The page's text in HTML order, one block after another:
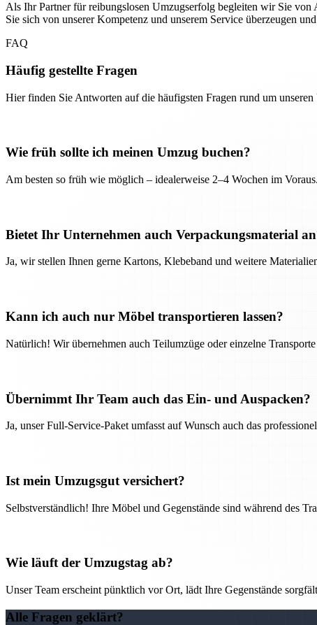
Als Ihr Partner für reibungslosen Umzugserfolg begleiten wir Sie von
Sie sich von unserer Kompetenz und unserem Service überzeugen
FAQ
Häufig gestellte Fragen
Hier finden Sie Antworten auf die häufigsten Fragen rund um
Wie früh sollte ich meinen Umzug buchen?
Am besten so früh wie möglich – idealerweise 2–4 Wochen im
Bietet Ihr Unternehmen auch Verpackungsmaterial
Ja, wir stellen Ihnen gerne Kartons, Klebeband und weitere
Kann ich auch nur Möbel transportieren lassen?
Natürlich! Wir übernehmen auch Teilumzüge oder einzelne
Übernimmt Ihr Team auch das Ein- und Auspacken?
Ja, unser Full-Service-Paket umfasst auf Wunsch auch das
Ist mein Umzugsgut versichert?
Selbstverständlich! Ihre Möbel und Gegenstände sind während des
Wie läuft der Umzugstag ab?
Unser Team erscheint pünktlich vor Ort, lädt Ihre Gegenstände
Alle Fragen geklärt?